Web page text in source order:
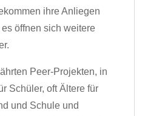
ihre Anliegen
öffnen sich weitere
Peer-Projekten, in
Schüler, oft Ältere für
und Schule und